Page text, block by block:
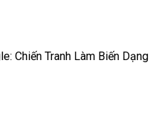
Chiến Tranh Làm Biến Dạng